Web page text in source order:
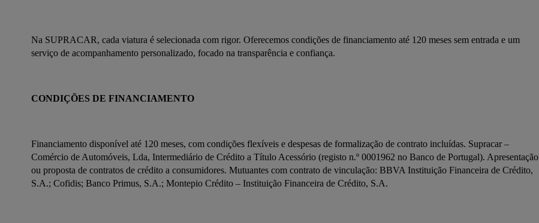
Na SUPRACAR, cada viatura é selecionada com rigor. Oferecemos condições de financiamento até 120 meses sem entrada e um
serviço de acompanhamento personalizado, focado na transparência e confiança.
CONDIÇÕES DE FINANCIAMENTO
Financiamento disponível até 120 meses, com condições flexíveis e despesas de formalização de contrato incluídas. Supracar –
Comércio de Automóveis, Lda, Intermediário de Crédito a Título Acessório (registo n.º 0001962 no Banco de Portugal). Apresentação
ou proposta de contratos de crédito a consumidores. Mutuantes com contrato de vinculação: BBVA Instituição Financeira de Crédito,
S.A.; Cofidis; Banco Primus, S.A.; Montepio Crédito – Instituição Financeira de Crédito, S.A.